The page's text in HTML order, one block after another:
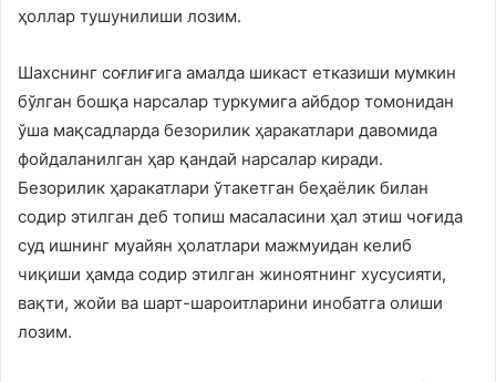
ҳоллар тушунилиши лозим.
Шахснинг соғлиғига амалда шикаст етказиши мумкин
бўлган бошқа нарсалар туркумига айбдор томонидан
ўша мақсадларда безорилик ҳаракатлари давомида
фойдаланилган ҳар қандай нарсалар киради.
Безорилик ҳаракатлари ўтакетган беҳаёлик билан
содир этилган деб топиш масаласини ҳал этиш чоғида
суд ишнинг муайян ҳолатлари мажмуидан келиб
чиқиши ҳамда содир этилган жиноятнинг хусусияти,
вақти, жойи ва шарт-шароитларини инобатга олиши
лозим.